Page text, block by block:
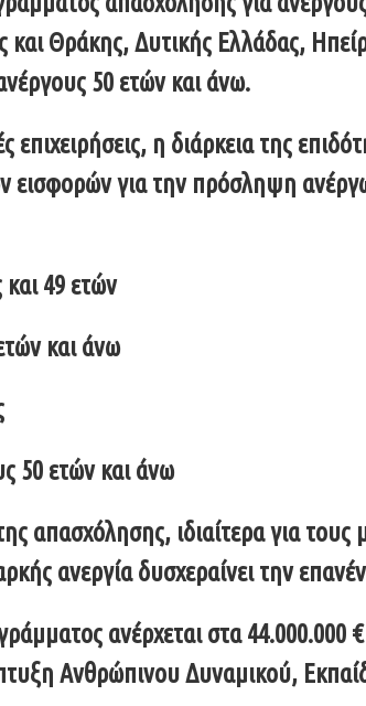
και Θράκης, Δυτικής Ελλάδας,
50 ετών και άνω.
η διάρκεια της
εισφορών για την πρόσληψη
49 ετών
και άνω
50 ετών και άνω
απασχόλησης, ιδιαίτερα για τους
ανεργία δυσχεραίνει την
ανέρχεται στα 44.000.000
Ανθρώπινου Δυναμικού,